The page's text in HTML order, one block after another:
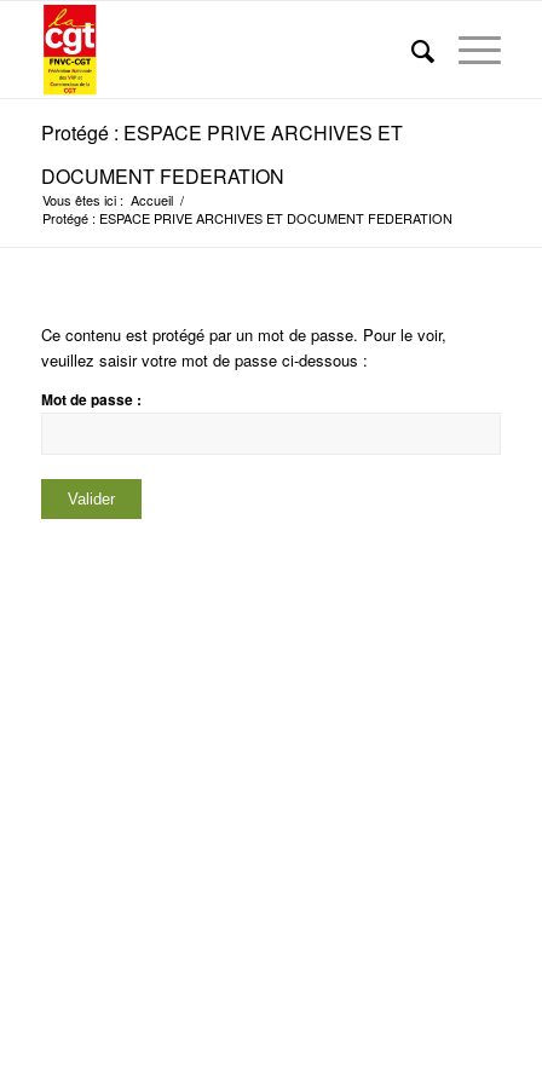
Protégé : ESPACE PRIVE ARCHIVES ET
DOCUMENT FEDERATION
Vous êtes ici : Accueil /
Protégé : ESPACE PRIVE ARCHIVES ET DOCUMENT FEDERATION
Ce contenu est protégé par un mot de passe. Pour le voir,
veuillez saisir votre mot de passe ci-dessous :
Mot de passe :